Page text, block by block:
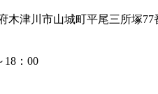
木津川市山城町平尾三所塚77
18：00